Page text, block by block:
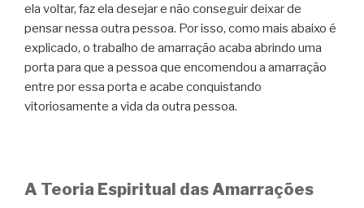
ela voltar, faz ela desejar e não conseguir deixar de
pensar nessa outra pessoa. Por isso, como mais abaixo é
explicado, o trabalho de amarração acaba abrindo uma
porta para que a pessoa que encomendou a amarração
entre por essa porta e acabe conquistando
vitoriosamente a vida da outra pessoa.
A Teoria Espiritual das Amarrações